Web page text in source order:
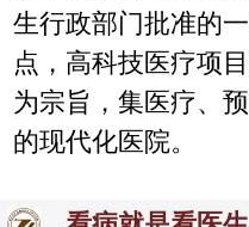
生行政部门批准的
点，高科技医疗项
为宗旨，集医疗、
的现代化医院。